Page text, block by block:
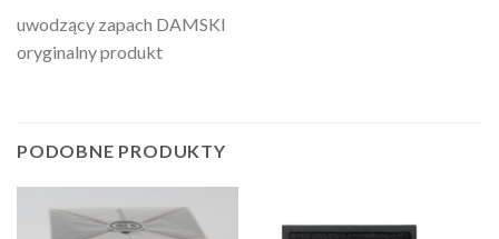
uwodzący zapach DAMSKI
oryginalny produkt
PODOBNE PRODUKTY